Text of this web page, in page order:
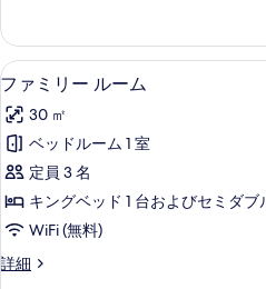
写
真
を
表
示
す
る
グ
ベ
ッ
ド
台
の
す
べ
ス
イ
ー
キ
ン
ベ
ッ
ド
台
フ
ァ
ミ
リ
ー
ル
ー
ム
4
ファミリー ルーム
30 ㎡
ベッドルーム 1 室
定員 3 名
キングベッド 1 台およびセミダブ
WiFi (無料)
詳細
フ